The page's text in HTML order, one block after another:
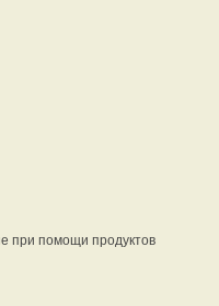
при помощи продуктов